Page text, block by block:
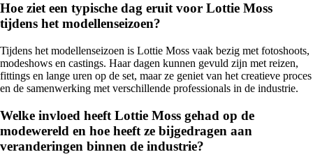
Hoe ziet een typische dag eruit voor Lottie Moss
tijdens het modellenseizoen?
Tijdens het modellenseizoen is Lottie Moss vaak bezig met fotoshoots,
modeshows en castings. Haar dagen kunnen gevuld zijn met reizen,
fittings en lange uren op de set, maar ze geniet van het creatieve proces
en de samenwerking met verschillende professionals in de industrie.
Welke invloed heeft Lottie Moss gehad op de
modewereld en hoe heeft ze bijgedragen aan
veranderingen binnen de industrie?